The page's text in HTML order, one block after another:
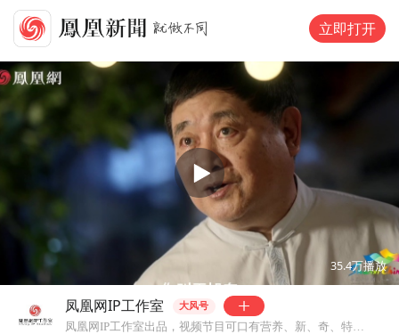
立即打开
00:00 02:15
35.4万播放
凤凰网IP工作室 大风号
凤凰网IP工作室出品，视频节目可口有营养、新、奇、特、爽~